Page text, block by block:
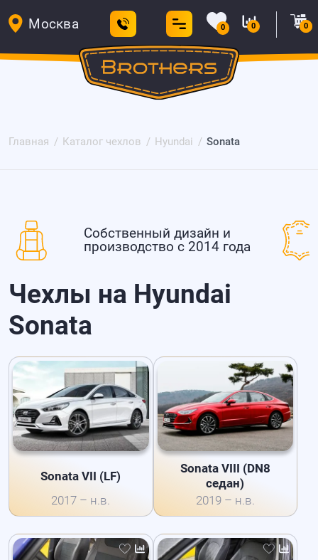
Москва 0 0 0
Главная Каталог чехлов Hyundai Sonata
Собственный дизайн и
производство с 2014 года
Чехлы на Hyundai
Sonata
Sonata VII (LF)
2017 – н.в.
Sonata VIII (DN8
седан)
2019 – н.в.